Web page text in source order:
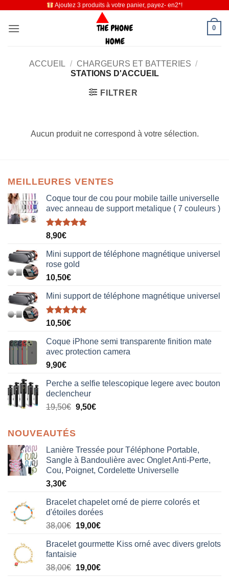
contenu
Ajoutez 3 produits à votre panier, payez- en2*!
0
ACCUEIL / CHARGEURS ET BATTERIES /
STATIONS D'ACCUEIL
FILTRER
Aucun produit ne correspond à votre sélection.
MEILLEURES VENTES
Coque tour de cou pour mobile taille universelle
avec anneau de support metalique ( 7 couleurs )
Note5.00
8,90€
Mini support de téléphone magnétique universel
rose gold
10,50€
Mini support de téléphone magnétique universel
Note5.00
10,50€
Coque iPhone semi transparente finition mate
avec protection camera
9,90€
Perche a selfie telescopique legere avec bouton
declencheur
19,50€ 9,50€
NOUVEAUTÉS
Lanière Tressée pour Téléphone Portable,
Sangle à Bandoulière avec Onglet Anti-Perte,
Cou, Poignet, Cordelette Universelle
3,30€
Bracelet chapelet orné de pierre colorés et
d'étoiles dorées
38,00€ Le
initial
était :
38,00€.
19,00€Le
actuel
19,00€.
Bracelet gourmette Kiss orné avec divers grelots
fantaisie
38,00€ Le
19,00€Le